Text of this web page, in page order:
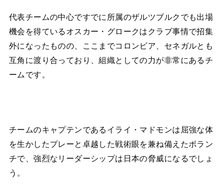
代表チームの中心ですでに所属のザルツブルクでも出場
機会を得ているオスカー・グロークはクラブ事情で招集
外になったものの、ここまでコロンビア、セネガルとも
互角に渡り合っており、組織としての力が非常にあるチ
ームです。
チームのキャプテンであるイライ・マドモンは屈強な体
を生かしたプレーと卓越した戦術眼を兼ね備えたボラン
チで、強烈なリーダーシップは日本の脅威になるでしょ
う。